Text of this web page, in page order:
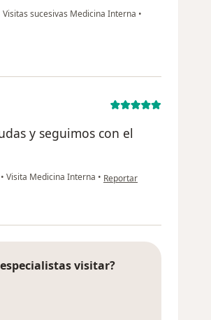
Visitas sucesivas Medicina Interna •
y seguimos con el
• Visita Medicina Interna • en opinión del usuario Marco
Reportar
visitar?